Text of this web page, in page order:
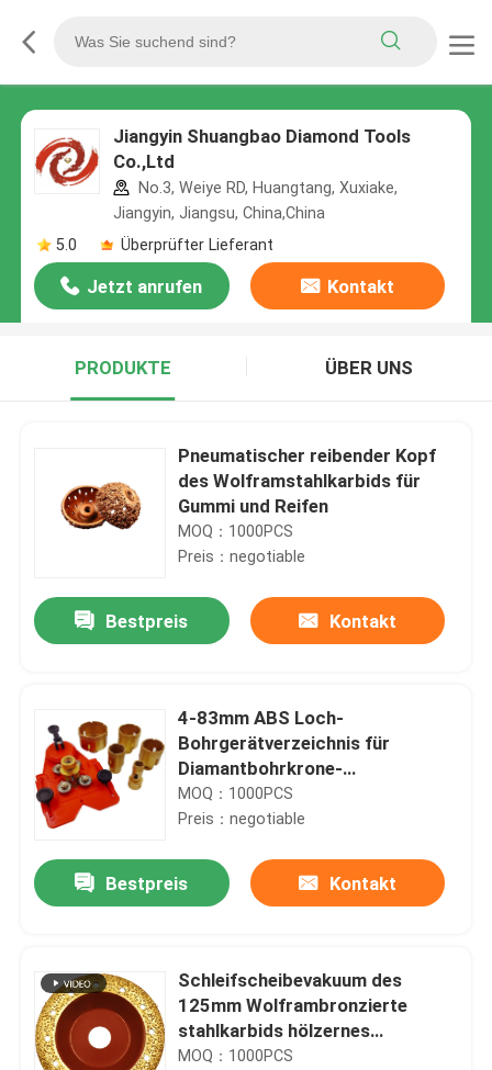
Jiangyin Shuangbao Diamond Tools
Co.,Ltd
No.3, Weiye RD, Huangtang, Xuxiake,
Jiangyin, Jiangsu, China,China
5.0
Überprüfter Lieferant
Jetzt anrufen Kontakt
PRODUKTE ÜBER UNS
Pneumatischer reibender Kopf
des Wolframstahlkarbids für
Gummi und Reifen
MOQ：1000PCS
Preis：negotiable
Bestpreis Kontakt
4-83mm ABS Loch-
Bohrgerätverzeichnis für
Diamantbohrkrone-
Lochbohrgerät
MOQ：1000PCS
Preis：negotiable
Bestpreis Kontakt
Schleifscheibevakuum des
125mm Wolframbronzierte
stahlkarbids hölzernes
Marmorschneidwerkzeug
MOQ：1000PCS